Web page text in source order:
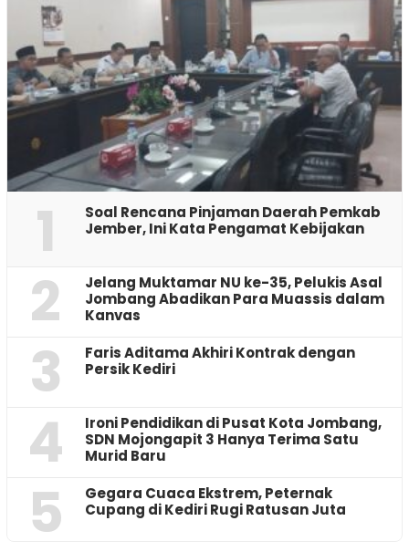
1
‎Soal Rencana Pinjaman Daerah Pemkab
Jember, Ini Kata Pengamat Kebijakan ‎
2
Jelang Muktamar NU ke-35, Pelukis Asal
Jombang Abadikan Para Muassis dalam
Kanvas
3
Faris Aditama Akhiri Kontrak dengan
Persik Kediri
4
Ironi Pendidikan di Pusat Kota Jombang,
SDN Mojongapit 3 Hanya Terima Satu
Murid Baru
5
‎Gegara Cuaca Ekstrem, Peternak
Cupang di Kediri Rugi Ratusan Juta